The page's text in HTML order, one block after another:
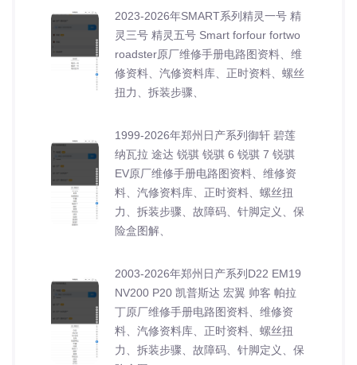
2023-2026年SMART系列精灵一号 精
灵三号 精灵五号 Smart forfour fortwo
roadster原厂维修手册电路图资料、维
修资料、汽修资料库、正时资料、螺丝
扭力、拆装步骤、
1999-2026年郑州日产系列御轩 碧莲
纳瓦拉 途达 锐骐 锐骐 6 锐骐 7 锐骐
EV原厂维修手册电路图资料、维修资
料、汽修资料库、正时资料、螺丝扭
力、拆装步骤、故障码、针脚定义、保
险盒图解、
2003-2026年郑州日产系列D22 EM19
NV200 P20 凯普斯达 宏翼 帅客 帕拉
丁原厂维修手册电路图资料、维修资
料、汽修资料库、正时资料、螺丝扭
力、拆装步骤、故障码、针脚定义、保